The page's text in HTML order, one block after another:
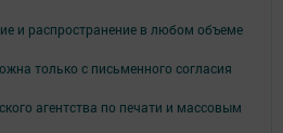
и распространение в любом объеме
только с письменного согласия
агентства по печати и массовым